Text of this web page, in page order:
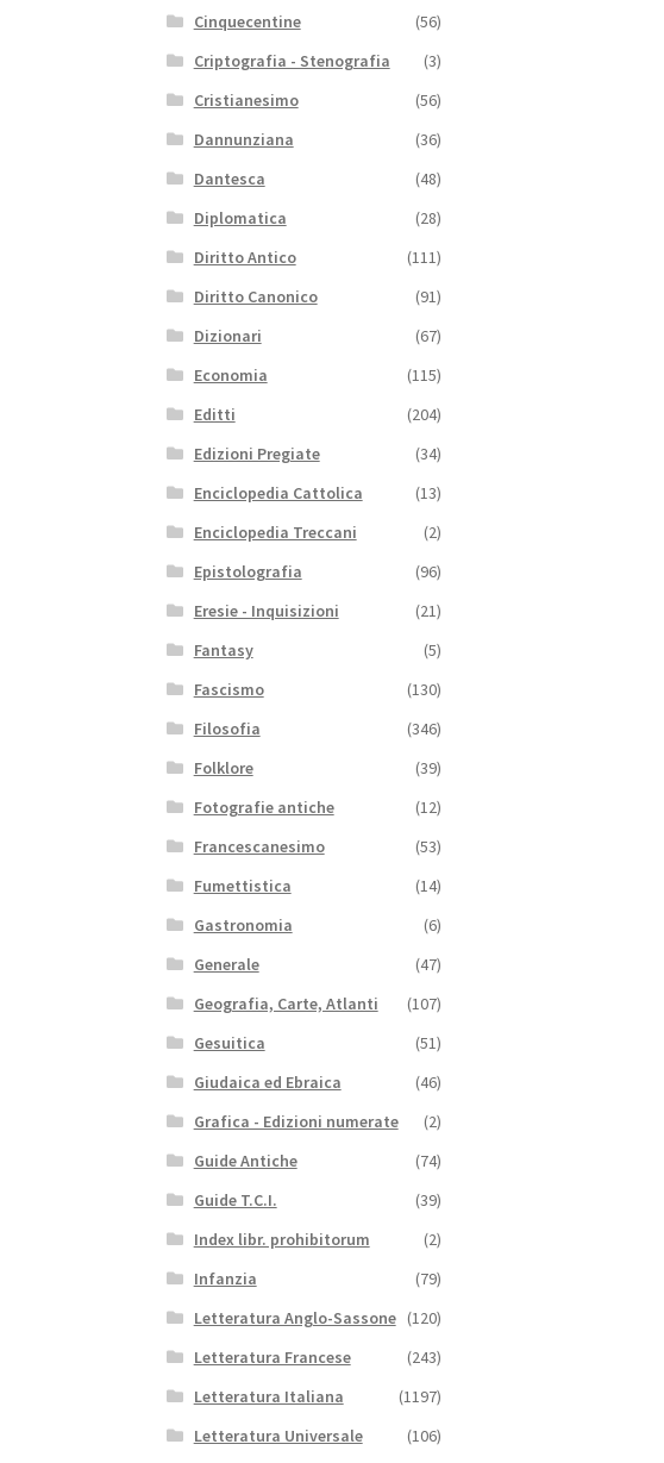
Cinquecentine
(56)
Criptografia - Stenografia
(3)
Cristianesimo
(56)
Dannunziana
(36)
Dantesca
(48)
Diplomatica
(28)
Diritto Antico
(111)
Diritto Canonico
(91)
Dizionari
(67)
Economia
(115)
Editti
(204)
Edizioni Pregiate
(34)
Enciclopedia Cattolica
(13)
Enciclopedia Treccani
(2)
Epistolografia
(96)
Eresie - Inquisizioni
(21)
Fantasy
(5)
Fascismo
(130)
Filosofia
(346)
Folklore
(39)
Fotografie antiche
(12)
Francescanesimo
(53)
Fumettistica
(14)
Gastronomia
(6)
Generale
(47)
Geografia, Carte, Atlanti
(107)
Gesuitica
(51)
Giudaica ed Ebraica
(46)
Grafica - Edizioni numerate
(2)
Guide Antiche
(74)
Guide T.C.I.
(39)
Index libr. prohibitorum
(2)
Infanzia
(79)
Letteratura Anglo-Sassone (120)
Letteratura Francese
(243)
Letteratura Italiana
(1197)
Letteratura Universale
(106)